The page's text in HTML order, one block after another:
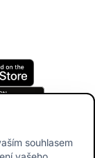
aplikaci pro
souhlasem